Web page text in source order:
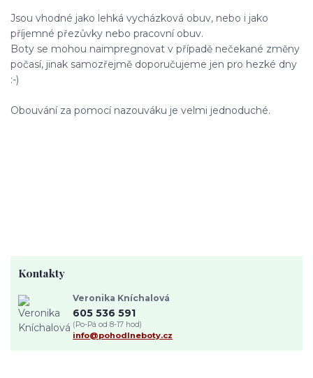
Jsou vhodné jako lehká vycházková obuv, nebo i jako
příjemné přezůvky nebo pracovní obuv.
Boty se mohou naimpregnovat v případě nečekané změny
počasí, jinak samozřejmě doporučujeme jen pro hezké dny
:-)
Obouvání za pomocí nazouváku je velmi jednoduché.
Kontakty
Veronika Kníchalová
605 536 591
(Po-Pá od 8-17 hod)
info@pohodlneboty.cz